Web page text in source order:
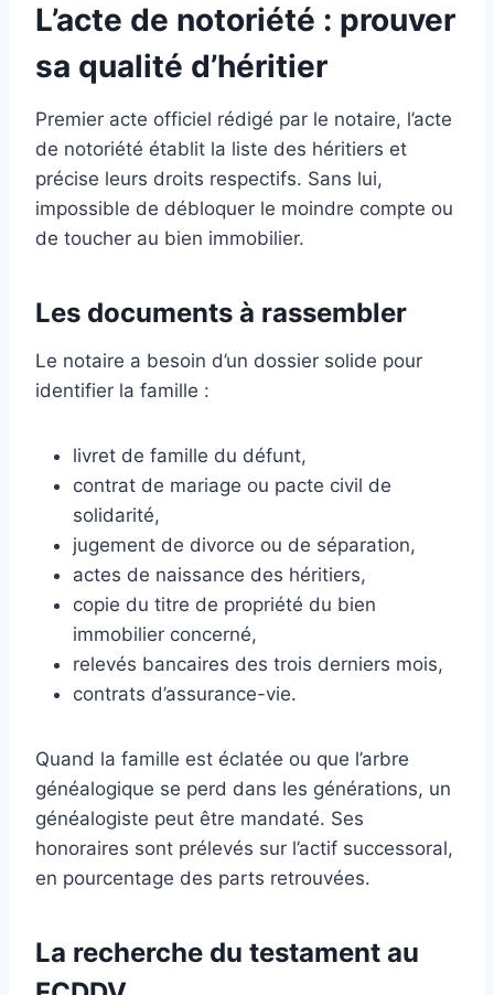
L’acte de notoriété : prouver
sa qualité d’héritier
Premier acte officiel rédigé par le notaire, l’acte
de notoriété établit la liste des héritiers et
précise leurs droits respectifs. Sans lui,
impossible de débloquer le moindre compte ou
de toucher au bien immobilier.
Les documents à rassembler
Le notaire a besoin d’un dossier solide pour
identifier la famille :
livret de famille du défunt,
contrat de mariage ou pacte civil de
solidarité,
jugement de divorce ou de séparation,
actes de naissance des héritiers,
copie du titre de propriété du bien
immobilier concerné,
relevés bancaires des trois derniers mois,
contrats d’assurance-vie.
Quand la famille est éclatée ou que l’arbre
généalogique se perd dans les générations, un
généalogiste peut être mandaté. Ses
honoraires sont prélevés sur l’actif successoral,
en pourcentage des parts retrouvées.
La recherche du testament au